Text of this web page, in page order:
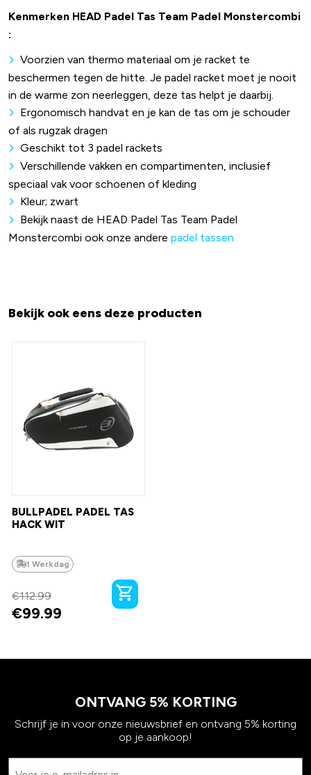
Kenmerken HEAD Padel Tas Team Padel Monstercombi
:
Voorzien van thermo materiaal om je racket te
beschermen tegen de hitte. Je padel racket moet je nooit
in de warme zon neerleggen, deze tas helpt je daarbij.
Ergonomisch handvat en je kan de tas om je schouder
of als rugzak dragen
Geschikt tot 3 padel rackets
Verschillende vakken en compartimenten, inclusief
speciaal vak voor schoenen of kleding
Kleur; zwart
Bekijk naast de HEAD Padel Tas Team Padel
Monstercombi ook onze andere padel tassen
Bekijk ook eens deze producten
BULLPADEL PADEL TAS
HACK WIT
1 Werkdag
€112.99
€99.99
ONTVANG 5% KORTING
Schrijf je in voor onze nieuwsbrief en ontvang 5% korting
op je aankoop!